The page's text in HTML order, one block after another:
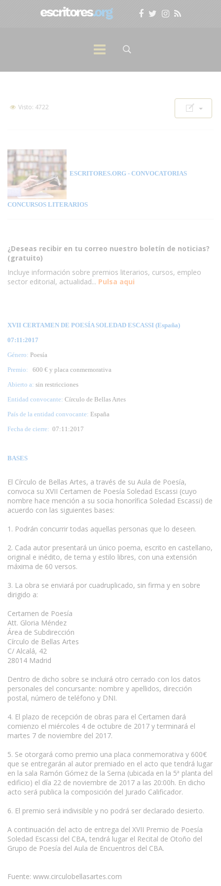
Visto: 4722
ESCRITORES.ORG - CONVOCATORIAS
CONCURSOS LITERARIOS
¿Deseas recibir en tu correo nuestro boletín de noticias?
(gratuito)
Incluye información sobre premios literarios, cursos, empleo
sector editorial, actualidad... Pulsa aqui
XVII CERTAMEN DE POESÍA SOLEDAD ESCASSI (España)
07:11:2017
Género: Poesía
Premio:
600 € y placa conmemorativa
Abierto a: sin restricciones
Entidad convocante: Círculo de Bellas Artes
País de la entidad convocante: España
Fecha de cierre: 07:11:2017
BASES
El Círculo de Bellas Artes, a través de su Aula de Poesía,
convoca su XVII Certamen de Poesía Soledad Escassi (cuyo
nombre hace mención a su socia honorífica Soledad Escassi) de
acuerdo con las siguientes bases:
1. Podrán concurrir todas aquellas personas que lo deseen.
2. Cada autor presentará un único poema, escrito en castellano,
original e inédito, de tema y estilo libres, con una extensión
máxima de 60 versos.
3. La obra se enviará por cuadruplicado, sin firma y en sobre
dirigido a:
Certamen de Poesía
Att. Gloria Méndez
Área de Subdirección
Círculo de Bellas Artes
C/ Alcalá, 42
28014 Madrid
Dentro de dicho sobre se incluirá otro cerrado con los datos
personales del concursante: nombre y apellidos, dirección
postal, número de teléfono y DNI.
4. El plazo de recepción de obras para el Certamen dará
comienzo el miércoles 4 de octubre de 2017 y terminará el
martes 7 de noviembre del 2017.
5. Se otorgará como premio una placa conmemorativa y 600€
que se entregarán al autor premiado en el acto que tendrá lugar
en la sala Ramón Gómez de la Serna (ubicada en la 5ª planta del
edificio) el día 22 de noviembre de 2017 a las 20:00h. En dicho
acto será publica la composición del Jurado Calificador.
6. El premio será indivisible y no podrá ser declarado desierto.
A continuación del acto de entrega del XVII Premio de Poesía
Soledad Escassi del CBA, tendrá lugar el Recital de Otoño del
Grupo de Poesía del Aula de Encuentros del CBA.
Fuente: www.circulobellasartes.com